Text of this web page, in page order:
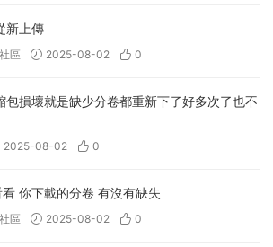
新上傳
區 2025-08-02 0
包損壞就是缺少分卷都重新下了好多次了也不
2025-08-02 0
你下載的分卷 有沒有缺失
區 2025-08-02 0